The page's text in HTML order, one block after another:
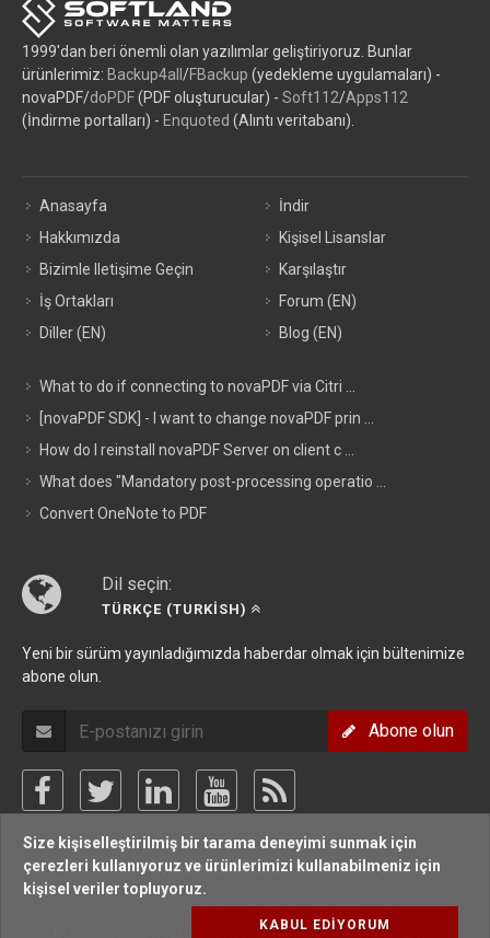
1999'dan beri önemli olan yazılımlar geliştiriyoruz. Bunlar
ürünlerimiz: Backup4all /FBackup (yedekleme uygulamaları) -
novaPDF/doPDF(PDF oluşturucular) - Soft112/Apps112
(İndirme portalları) - Enquoted (Alıntı veritabanı).
Anasayfa
Hakkımızda
Bizimle Iletişime Geçin
İş Ortakları
Diller (EN)
İndir
Kişisel Lisanslar
Karşılaştır
Forum (EN)
Blog (EN)
What to do if connecting to novaPDF via Citri ...
[novaPDF SDK] - I want to change novaPDF prin ...
How do I reinstall novaPDF Server on client c ...
What does "Mandatory post-processing operatio ...
Convert OneNote to PDF
Dil seçin:
TÜRKÇE (TURKISH)
Yeni bir sürüm yayınladığımızda haberdar olmak için bültenimize
abone olun.
Abone olun
Telif hakkı © Softland 2005-2026. Tüm hakları saklıdır.
Destek Politikası (EN)/Kullanım Şartları (EN)/
Site Haritası (EN)/ Forum (EN)
Size kişiselleştirilmiş bir tarama deneyimi sunmak için
çerezleri kullanıyoruz ve ürünlerimizi kullanabilmeniz için
kişisel veriler topluyoruz.
KABUL EDIYORUM